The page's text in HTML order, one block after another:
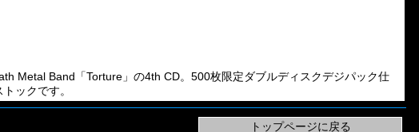
Metal Band「Torture」の4th CD。500枚限定ダブルディスクデジパック仕
ックです。